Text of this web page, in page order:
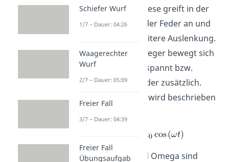
Wegerregung. Diese greift in der
Regel immer an der Feder an und
sorgt für eine weitere Auslenkung.
Das heißt, die Erreger bewegt sich
hin und her und spannt bzw.
entspannt die Feder zusätzlich.
Diese Bewegung wird beschrieben
Die Werte u0 und Omega sind
Schiefer Wurf
1/7 – Dauer: 04:26
Waagerechter
Wurf
2/7 – Dauer: 05:09
Freier Fall
3/7 – Dauer: 04:39
Freier Fall
Übungsaufgab